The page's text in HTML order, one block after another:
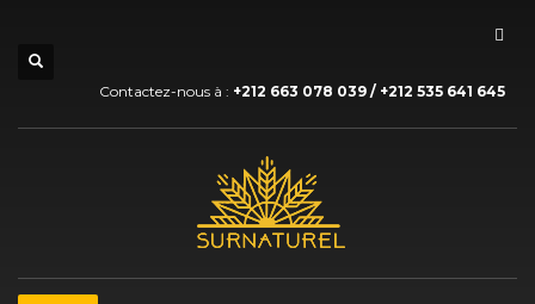
Contactez-nous à : +212 663 078 039 / +212 535 641 645